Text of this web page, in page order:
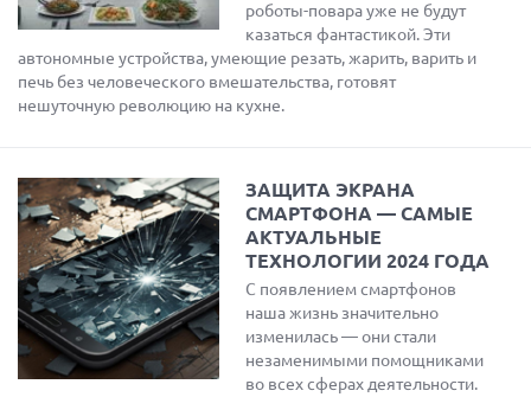
роботы-повара уже не будут
казаться фантастикой. Эти
автономные устройства, умеющие резать, жарить, варить и
печь без человеческого вмешательства, готовят
нешуточную революцию на кухне.
ЗАЩИТА ЭКРАНА
СМАРТФОНА — САМЫЕ
АКТУАЛЬНЫЕ
ТЕХНОЛОГИИ 2024 ГОДА
С появлением смартфонов
наша жизнь значительно
изменилась — они стали
незаменимыми помощниками
во всех сферах деятельности.